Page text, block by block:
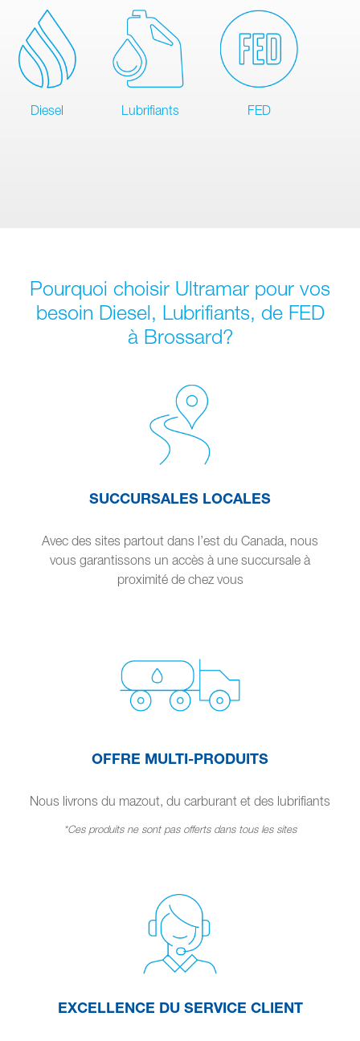
Diesel Lubrifiants FED
Pourquoi choisir Ultramar pour vos
besoin Diesel, Lubrifiants, de FED
à Brossard?
SUCCURSALES LOCALES
Avec des sites partout dans l’est du Canada, nous
vous garantissons un accès à une succursale à
proximité de chez vous
OFFRE MULTI-PRODUITS
Nous livrons du mazout, du carburant et des lubrifiants
*Ces produits ne sont pas offerts dans tous les sites
EXCELLENCE DU SERVICE CLIENT